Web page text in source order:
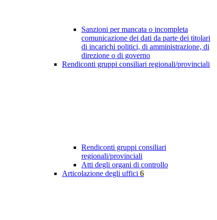
Sanzioni per mancata o incompleta
comunicazione dei dati da parte dei titolari
di incarichi politici, di amministrazione, di
direzione o di governo
Rendiconti gruppi consiliari regionali/provinciali
Rendiconti gruppi consiliari
regionali/provinciali
Atti degli organi di controllo
Articolazione degli uffici 6